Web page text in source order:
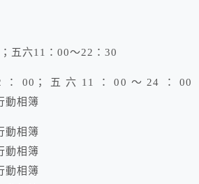
五六11：00～22：30
00；五六11：00～24：00